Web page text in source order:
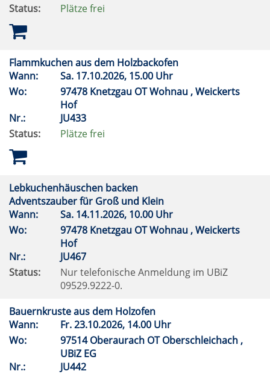
Status: Plätze frei
Flammkuchen aus dem Holzbackofen
Wann:
Sa. 17.10.2026, 15.00 Uhr
Wo:
97478 Knetzgau OT Wohnau , Weickerts
Hof
Nr.:
JU433
Status:
Plätze frei
Lebkuchenhäuschen backen
Adventszauber für Groß und Klein
Wann:
Sa. 14.11.2026, 10.00 Uhr
Wo:
97478 Knetzgau OT Wohnau , Weickerts
Hof
Nr.:
JU467
Status:
Nur telefonische Anmeldung im UBiZ
09529.9222-0.
Bauernkruste aus dem Holzofen
Wann:
Fr.23.10.2026, 14.00 Uhr
Wo:
97514 Oberaurach OT Oberschleichach ,
UBiZ EG
Nr.:
JU442